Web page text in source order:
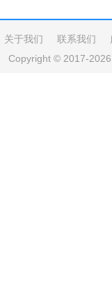
关于我们 联系我们
Copyright © 2017-2026